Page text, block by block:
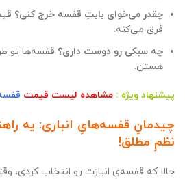
چقدر می‌خوای بابتِ قفسه خرج کنی؟
فرق می‌کنه.
چه سبکی رو دوست داری؟ قفسه‌ها تو
هستن.
پیشنهاد ویژه : مشاهده لیست قیمت
چیدمانِ قفسه‌هایِ انباری: یه
نظمِ مطلق!
حالا که قفسه‌یِ انبارَت رو انتخاب کردی،